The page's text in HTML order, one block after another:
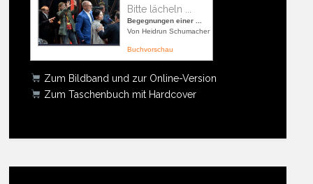
Bitte lächeln ...
Begegnungen einer ...
Von Heidrun Schumacher
Buchvorschau
Zum Bildband und zur Online-Version
Zum Taschenbuch mit Hardcover